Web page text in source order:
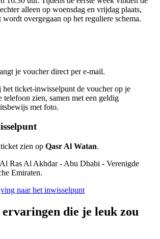
echter alleen op woensdag en vrijdag plaats,
wordt overgegaan op het reguliere schema.
je voucher direct per e-mail.
het ticket-inwisselpunt de voucher op je
telefoon zien, samen met een geldig
met foto.
zien op Qasr Al Watan.
Ras Al Akhdar - Abu Dhabi - Verenigde
Emiraten.
naar het inwisselpunt
die je leuk zou